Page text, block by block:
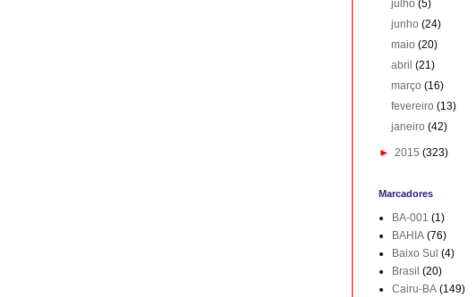
julho(5)
junho(24)
maio(20)
abril(21)
março(16)
fevereiro(13)
janeiro(42)
► 2015 (323)
Marcadores
BA-001 (1)
BAHIA (76)
Baixo Sul (4)
Brasil (20)
Cairu-BA (149)